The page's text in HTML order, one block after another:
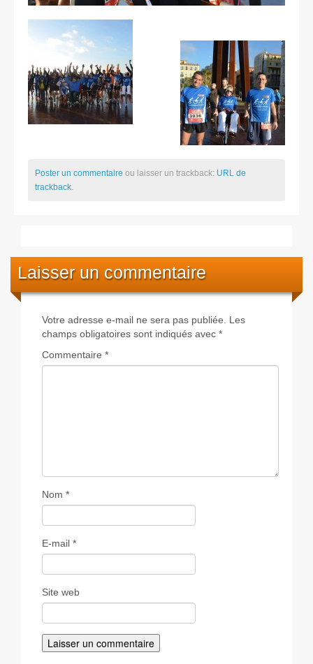
Contact
Poster un commentaire ou laisser un trackback: URL de
trackback.
Laisser un commentaire
Votre adresse e-mail ne sera pas publiée. Les
champs obligatoires sont indiqués avec *
Commentaire *
Nom *
E-mail *
Site web